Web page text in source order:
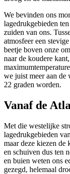
We bevinden ons
lagedrukgebieden
zuiden van ons.
atmosfeer een
beetje boven onze
naar de koudere
we juist meer aan de
22 graden worden.
Vanaf de
Met die westelijke
lagedrukgebieden
maar deze kiezen de
en schuiven dus ten
en buien weten ons
gezegd, helemaal